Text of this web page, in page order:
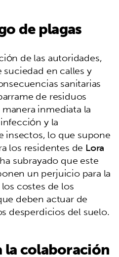
de plagas
de las autoridades,
suciedad en calles y
sanitarias
de residuos
inmediata la
y la
insectos, lo que supone
los residentes de Lora
subrayado que este
un perjuicio para la
costes de los
deben actuar de
desperdicios del suelo.
la colaboración